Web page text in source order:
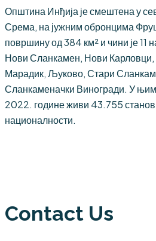
Општина Инђија је смештена у
Срема, на јужним обронцима
површину од 384 км² и чини је
Нови Сланкамен, Нови
Марадик, Љуково, Стари
Сланкаменачки Виногради. У
2022. године живи 43.755
националности.
Contact Us